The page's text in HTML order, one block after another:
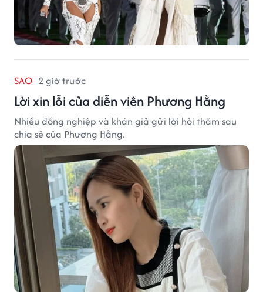
SAO 2 giờ trước
Lời xin lỗi của diễn viên Phương Hằng
Nhiều đồng nghiệp và khán giả gửi lời hỏi thăm sau
chia sẻ của Phương Hằng.